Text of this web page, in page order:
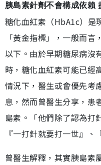
胰島素針劑不會構成依賴
糖化血紅素（HbA1c）是
「黃金指標」，一般而
以下。由於早期糖尿病沒
時，糖化血紅素可能已經
情況下，醫生或會優先考
息，然而曾醫生分享，患
島素。「他們除了認為打
『一打針就要打一世』、
曾醫生解釋，其實胰島素